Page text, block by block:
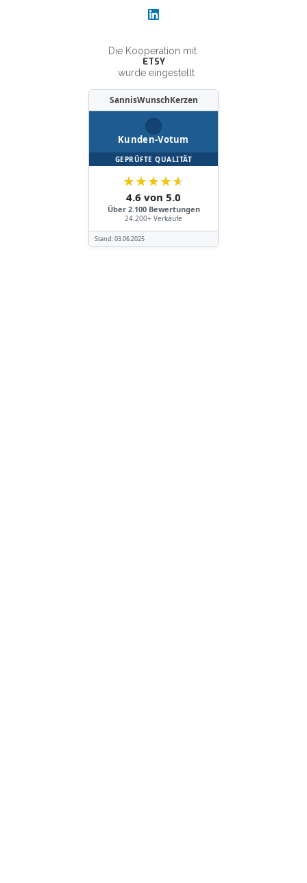
Die Kooperation mit
ETSY
wurde eingestellt
SannisWunschKerzen
Kunden-Votum
GEPRÜFTE QUALITÄT
★★★★★
4.6 von 5.0
Über 2.100 Bewertungen
24.200+ Verkäufe
Stand:03.06.2025